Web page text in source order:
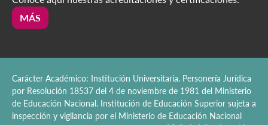
MÁS
Carácter Académico: Institución Universitaria. Personería Jurídica
por Resolución 18537 del 4 de noviembre de 1981 del Ministerio
de Educación Nacional. Institución de Educación Superior sujeta a
inspección y vigilancia por el Ministerio de Educación Nacional